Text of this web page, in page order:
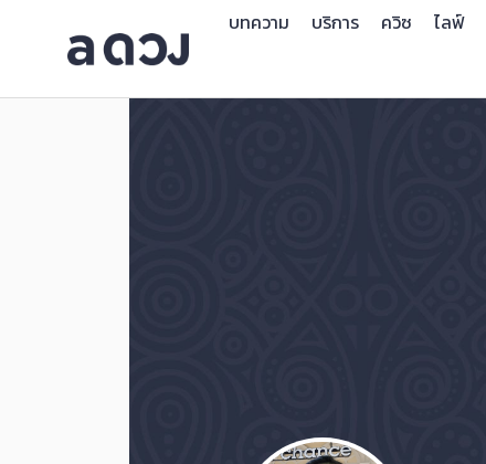
บทความ บริการ ควิซ ไลฟ์